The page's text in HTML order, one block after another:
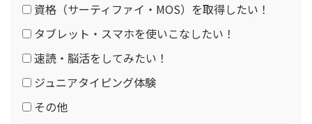
資格（サーティファイ・MOS）を取得したい！
タブレット・スマホを使いこなしたい！
速読・脳活をしてみたい！
ジュニアタイピング体験
その他